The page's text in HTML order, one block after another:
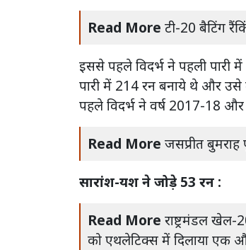
Read More टी-20 बैटिंग
इससे पहले विदर्भ ने पहली पारी
पारी में 214 रन बनाये थे और उसे
पहले विदर्भ ने वर्ष 2017-18 और
Read More जसप्रीत
सारांश-यश ने जोड़े 53 रन :
Read More राष्ट्रमंडल खेल-
को एथलेटिक्स में दिलाया एक